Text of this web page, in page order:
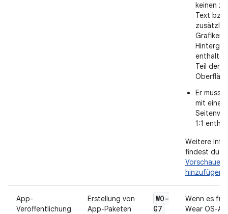
keinen
Text
Grafiken
Teil der
Er muss
mit einem
1:1
Weitere
findest du
hinzufügen
App-
Veröffentlichung
Erstellung von
App-Paketen
WO-
G7
Wenn es für
Wear OS-